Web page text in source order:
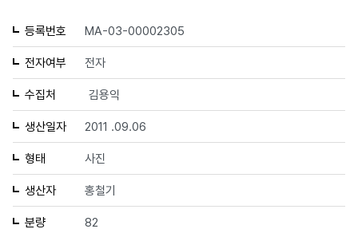
등록번호 MA-03-00002305
전자여부 전자
수집처 김용익
생산일자 2011 .09.06
형태 사진
생산자 홍철기
분량 82